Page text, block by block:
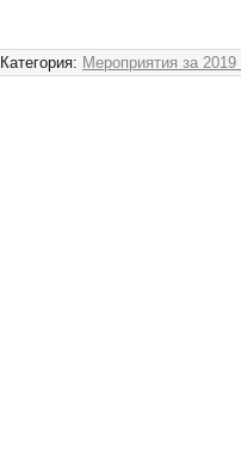
Категория: Мероприятия за 2019